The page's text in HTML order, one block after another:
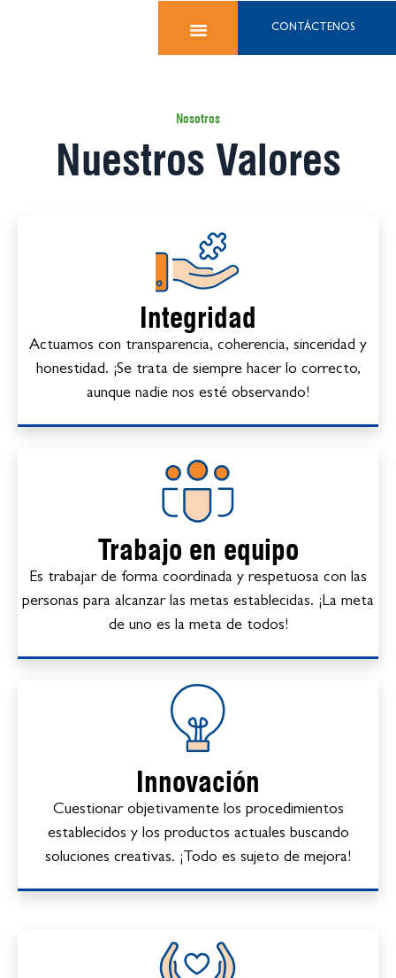
CONTÁCTENOS
Nosotros
Nuestros Valores
Integridad
Actuamos con transparencia, coherencia, sinceridad y
honestidad. ¡Se trata de siempre hacer lo correcto,
aunque nadie nos esté observando!
Trabajo en equipo
Es trabajar de forma coordinada y respetuosa con las
personas para alcanzar las metas establecidas. ¡La meta
de uno es la meta de todos!
Innovación
Cuestionar objetivamente los procedimientos
establecidos y los productos actuales buscando
soluciones creativas. ¡Todo es sujeto de mejora!